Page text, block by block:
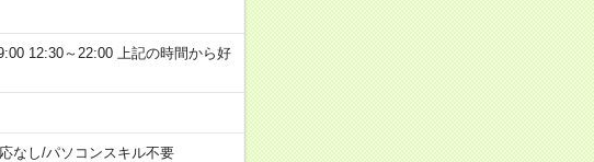
12:30～22:00 上記の時間から好
なし/パソコンスキル不要